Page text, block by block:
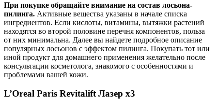
При покупке обращайте внимание на состав лосьона-
пилинга. Активные вещества указаны в начале списка
ингредиентов. Если кислоты, витамины, вытяжки растений
находятся во второй половине перечня компонентов, польза
от них минимальна. Далее вы найдете подробное описание
популярных лосьонов с эффектом пилинга. Покупать тот или
иной продукт для домашнего применения желательно после
консультации косметолога, знакомого с особенностями и
проблемами вашей кожи.
L’Oreal Paris Revitalift Лазер х3